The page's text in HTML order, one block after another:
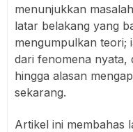
menunjukkan
latar belakang yang
mengumpulkan teori;
dari fenomena nyata,
hingga alasan
sekarang.
Artikel ini membahas